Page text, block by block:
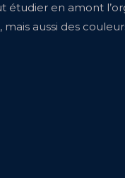
étudier en amont
aussi des